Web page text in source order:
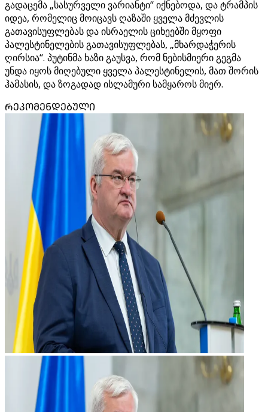
გადაცემა „სასურველი ვარიანტი“ იქნებოდა, და ტრამპის
იდეა, რომელიც მოიცავს ღაზაში ყველა მძევლის
გათავისუფლებას და ისრაელის ციხეებში მყოფი
პალესტინელების გათავისუფლებას, „მხარდაჭერის
ღირსია“. პუტინმა ხაზი გაუსვა, რომ ნებისმიერი გეგმა
უნდა იყოს მიღებული ყველა პალესტინელის, მათ შორის
ჰამასის, და ზოგადად ისლამური სამყაროს მიერ.
ᲠᲔᲙᲝᲛᲔᲜᲓᲔᲑᲣᲚᲘ